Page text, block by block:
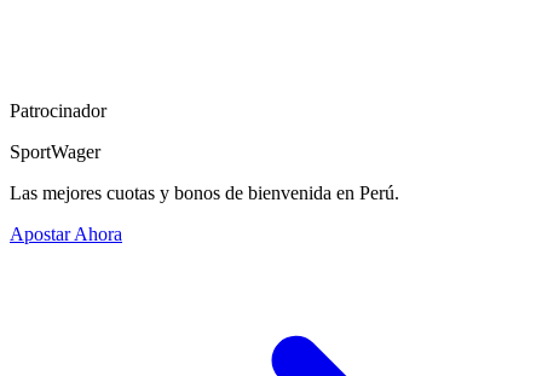
Patrocinador
SportWager
Las mejores cuotas y bonos de bienvenida en Perú.
Apostar Ahora